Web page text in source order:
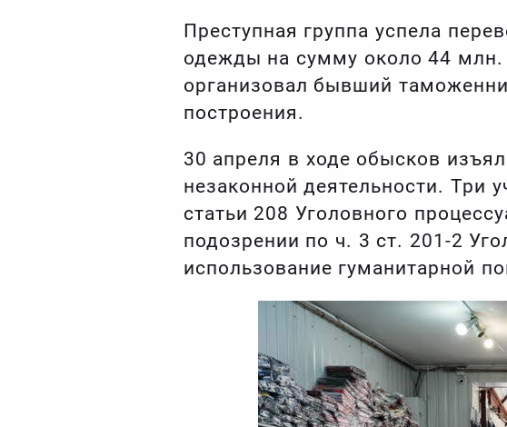
Преступная группа успела
одежды на сумму около 44 млн.
организовал бывший
построения.
30 апреля в ходе обысков
незаконной деятельности. Три
статьи 208 Уголовного
подозрении по ч. 3 ст. 201-2
использование гуманитарной